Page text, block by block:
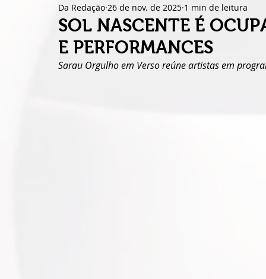
SOL NASCENTE É
E PERFORMANCES
Da Redação 26 de nov. de 2025 1 min de leitura
Sarau Orgulho em Verso reúne artistas em